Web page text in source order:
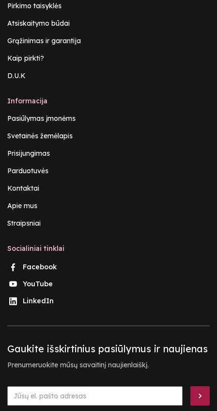
Pirkimo taisyklės
Atsiskaitymo būdai
Grąžinimas ir garantija
Kaip pirkti?
D.U.K
Informacija
Pasiūlymas įmonėms
Svetainės žemėlapis
Prisijungimas
Parduotuvės
Kontaktai
Apie mus
Straipsniai
Socialiniai tinklai
Facebook
YouTube
LinkedIn
Gaukite išskirtinius pasiūlymus ir naujienas
Prenumeruokite mūsų savaitinį naujienlaiškį.